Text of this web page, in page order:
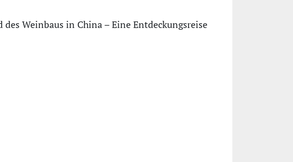
Weinbaus in China – Eine Entde­ckungsreise